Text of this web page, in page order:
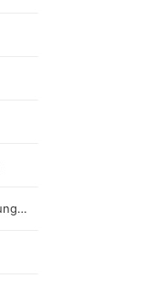
장병석(ByungSeok)